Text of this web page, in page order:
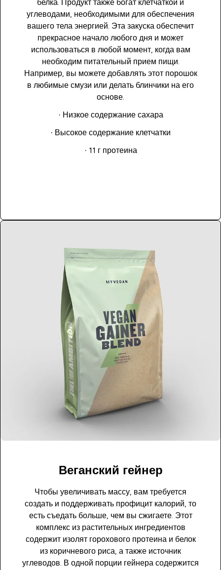
белка. Продукт также богат клетчаткой и
углеводами, необходимыми для обеспечения
вашего тела энергией. Эта закуска обеспечит
прекрасное начало любого дня и может
использоваться в любой момент, когда вам
необходим питательный прием пищи.
Например, вы можете добавлять этот порошок
в любимые смузи или делать блинчики на его
основе.
· Низкое содержание сахара
· Высокое содержание клетчатки
· 11 г протеина
Веганский гейнер
Чтобы увеличивать массу, вам требуется
создать и поддерживать профицит калорий, то
есть съедать больше, чем вы сжигаете. Этот
комплекс из растительных ингредиентов
содержит изолят горохового протеина и белок
из коричневого риса, а также источник
углеводов. В одной порции гейнера содержится